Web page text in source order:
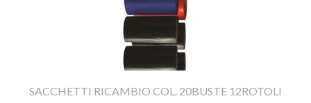
SACCHETTI RICAMBIO COL. 20BUSTE 12ROTOLI